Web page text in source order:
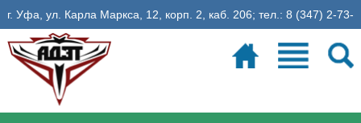
г. Уфа, ул. Карла Маркса, 12, корп. 2, каб. 206; тел.: 8 (347) 2-73-
06-35, эл. почта: fadet@ugatu.su